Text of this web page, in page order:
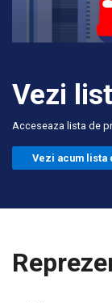
Vezi
Acceseaza lista de
Vezi acum lista